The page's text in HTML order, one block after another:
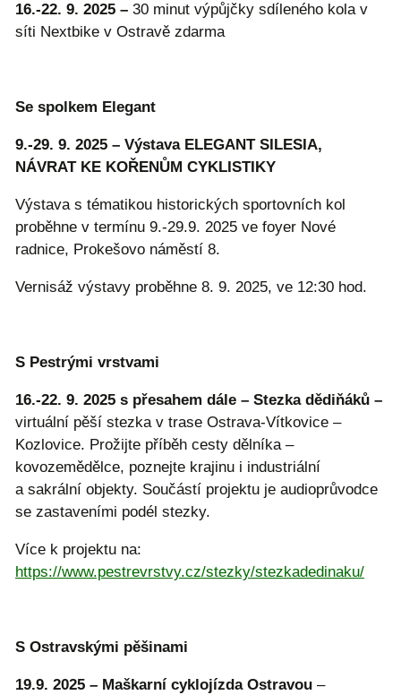
16.-22. 9. 2025 – 30 minut výpůjčky sdíleného kola v
síti Nextbike v Ostravě zdarma
Se spolkem Elegant
9.-29. 9. 2025 – Výstava ELEGANT SILESIA,
NÁVRAT KE KOŘENŮM CYKLISTIKY
Výstava s tématikou historických sportovních kol
proběhne v termínu 9.-29.9. 2025 ve foyer Nové
radnice, Prokešovo náměstí 8.
Vernisáž výstavy proběhne 8. 9. 2025, ve 12:30 hod.
S Pestrými vrstvami
16.-22. 9. 2025 s přesahem dále – Stezka dědiňáků –
virtuální pěší stezka v trase Ostrava-Vítkovice –
Kozlovice. Prožijte příběh cesty dělníka –
kovozemědělce, poznejte krajinu i industriální
a sakrální objekty. Součástí projektu je audioprůvodce
se zastaveními podél stezky.
Více k projektu na:
https://www.pestrevrstvy.cz/stezky/stezkadedinaku/
S Ostravskými pěšinami
19.9. 2025 – Maškarní cyklojízda Ostravou –